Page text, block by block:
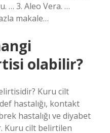
… 3. Aleo Vera. …
makale…
olabilir?
Kuru cilt
hastalığı, kontakt
hastalığı ve diyabet
Kuru cilt belirtilen